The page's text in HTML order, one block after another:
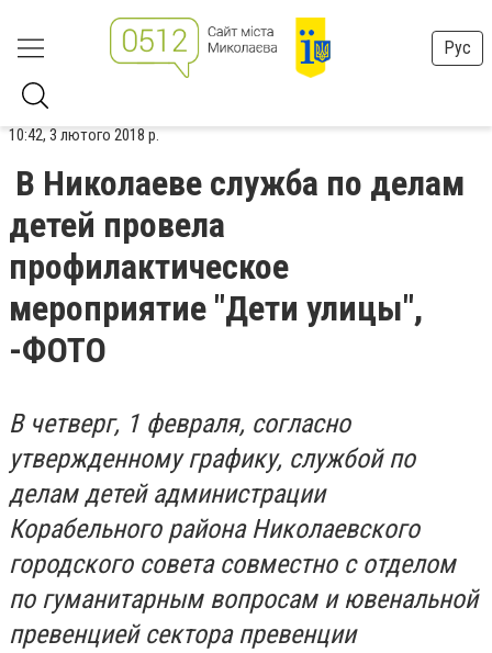
Рус
10:42, 3 лютого 2018 р.
В Николаеве служба по делам
детей провела
профилактическое
мероприятие "Дети улицы",
-ФОТО
В четверг, 1 февраля, согласно
утвержденному графику, службой по
делам детей администрации
Корабельного района Николаевского
городского совета совместно с отделом
по гуманитарным вопросам и ювенальной
превенцией сектора превенции